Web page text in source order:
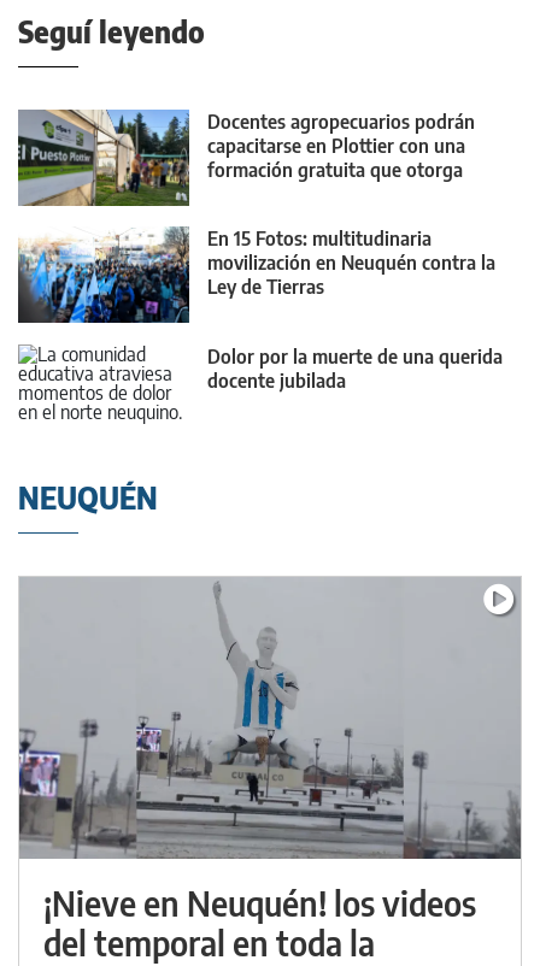
Seguí leyendo
Docentes agropecuarios podrán
capacitarse en Plottier con una
formación gratuita que otorga
En 15 Fotos: multitudinaria
movilización en Neuquén contra la
Ley de Tierras
Dolor por la muerte de una querida
docente jubilada
NEUQUÉN
¡Nieve en Neuquén! los videos
del temporal en toda la